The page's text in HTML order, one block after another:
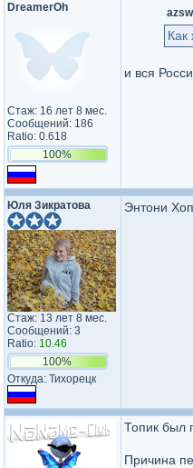
DreamerOh
Стаж: 16 лет 8 мес.
Сообщений: 186
Ratio: 0.618
100%
Как
и вся
Юля Зикратова
Стаж: 13 лет 8 мес.
Сообщений: 3
Ratio: 10.46
100%
Откуда: Тихорецк
Энтони
Топик был
Причина